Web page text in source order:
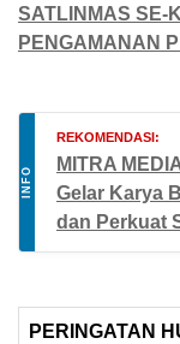
SATLINMAS SE-
PENGAMANAN
INFO
REKOMENDASI:
MITRA
Gelar Karya
dan Perkuat
PERINGATAN